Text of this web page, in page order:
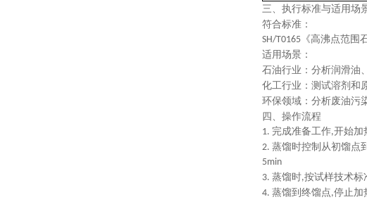
三、 执行标准与适用场
符合标准：
SH/T0165 《高沸点范围
适用场景 ：
石油行业 ：分析润滑油
化工行业 ：测试溶剂和
环保领域 ：分析废油污
四、 操作流程
1. 完成准备工作,开始加
2. 蒸馏时控制从初馏点
5min
3. 蒸馏时,按试样技术标
4. 蒸馏到终馏点,停止加